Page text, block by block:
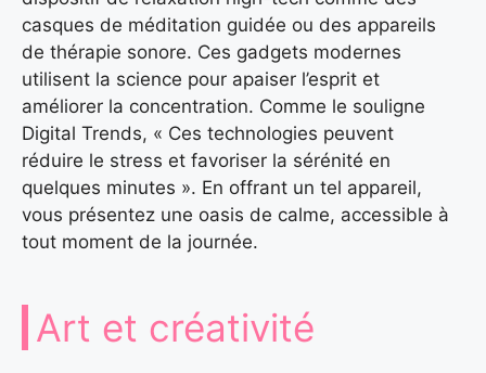
casques de méditation guidée ou des appareils
de thérapie sonore. Ces gadgets modernes
utilisent la science pour apaiser l’esprit et
améliorer la concentration. Comme le souligne
Digital Trends, « Ces technologies peuvent
réduire le stress et favoriser la sérénité en
quelques minutes ». En offrant un tel appareil,
vous présentez une oasis de calme, accessible à
tout moment de la journée.
Art et créativité